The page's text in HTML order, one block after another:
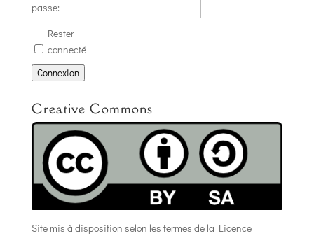
passe:
Rester
connecté
Connexion
Creative Commons
Site mis à disposition selon les termes de la Licence